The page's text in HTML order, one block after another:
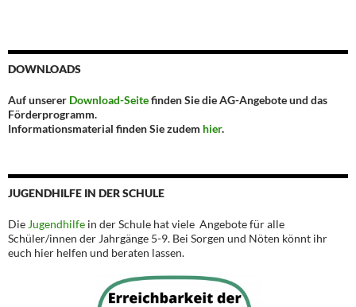
DOWNLOADS
Auf unserer Download-Seitefinden Sie die AG-Angebote und das
Förderprogramm.
Informationsmaterial finden Sie zudem hier.
JUGENDHILFE IN DER SCHULE
Die Jugendhilfe in der Schule hat viele Angebote für alle
Schüler/innen der Jahrgänge 5-9. Bei Sorgen und Nöten könnt ihr
euch hier helfen und beraten lassen.